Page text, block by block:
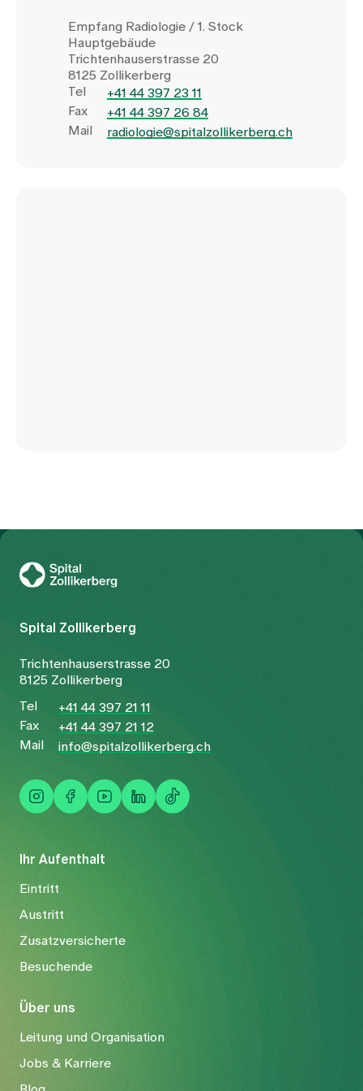
Empfang Radiologie / 1. Stock
Hauptgebäude
Trichtenhauserstrasse 20
8125 Zollikerberg
Tel
+41 44 397 23 11
Fax
+41 44 397 26 84
Mail
radiologie@spitalzollikerberg.ch
Ihr Aufenthalt
Eintritt
Austritt
Zusatzversicherte
Besuchende
Über uns
Leitung und Organisation
Jobs & Karriere
Spital Zollikerberg
Trichtenhauserstrasse 20
8125 Zollikerberg
Tel
+41 44 397 21 11
Fax
+41 44 397 21 12
Mail
info@spitalzollikerberg.ch